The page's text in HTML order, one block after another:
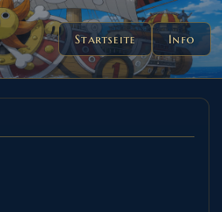
Startseite Info